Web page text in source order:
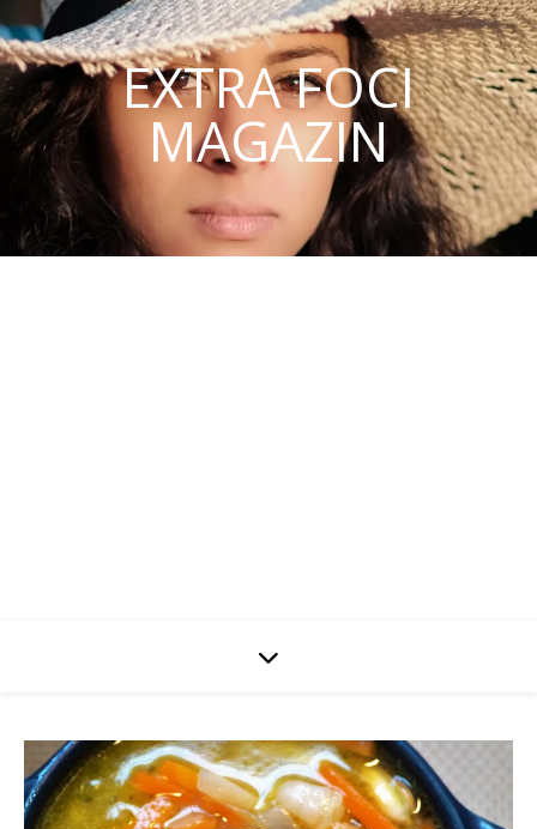
EXTRA FOCI
MAGAZIN